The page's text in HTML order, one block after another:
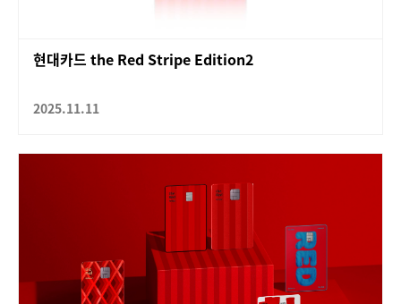
현대카드 the Red Stripe Edition2
2025.11.11